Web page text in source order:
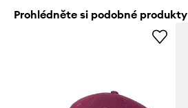
Prohlédněte si podobné produkty